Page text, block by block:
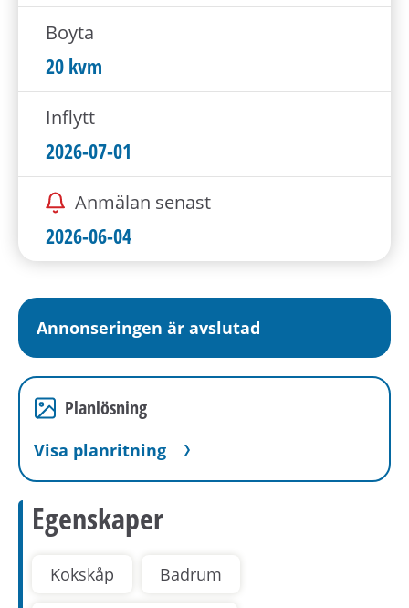
t
Boyta
20 kvm
Inflytt
2026-07-01
Anmälan senast
2026-06-04
Annonseringen är avslutad
Planlösning
Visa planritning
Egenskaper
Kokskåp Badrum